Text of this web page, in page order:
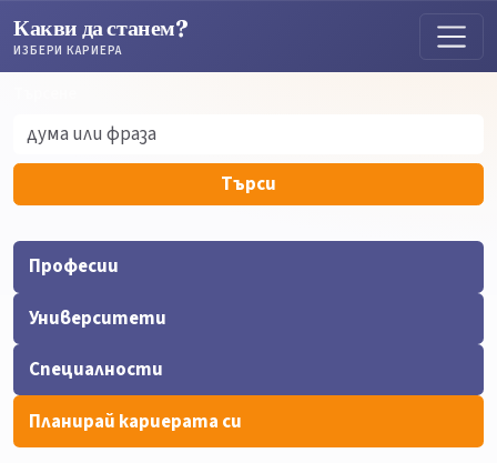
Какви да станем?
ИЗБЕРИ КАРИЕРА
Търси
Професии
Университети
Специалности
Планирай кариерата си